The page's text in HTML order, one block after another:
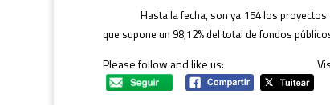
Hasta la fecha, son ya 154 los
que supone un 98,12% del total de fondos
Please follow and like us: